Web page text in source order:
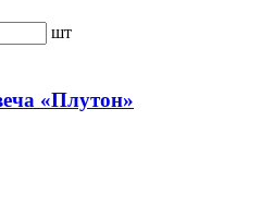
шт
«Плутон»